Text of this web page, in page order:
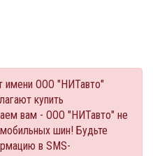
имени ООО "НИТавто"
купить
вам - ООО "НИТавто" не
шин! Будьте
в SMS-